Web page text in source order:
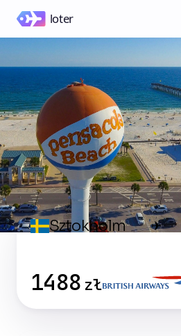
Sztokholm ✈
1488 zł